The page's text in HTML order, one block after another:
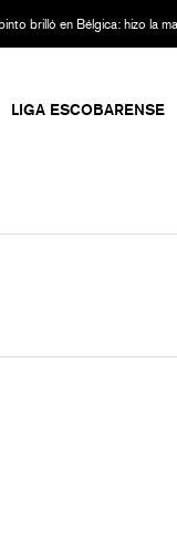
brilló en Bélgica: hizo la
LIGA ESCOBARENSE